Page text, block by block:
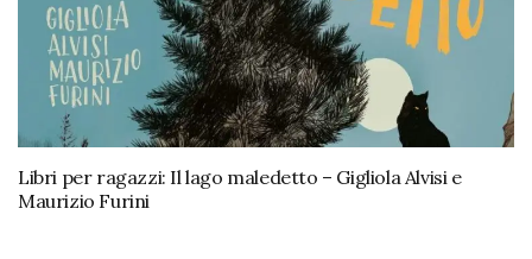
Libri per ragazzi: Il lago maledetto – Gigliola Alvisi e
Maurizio Furini